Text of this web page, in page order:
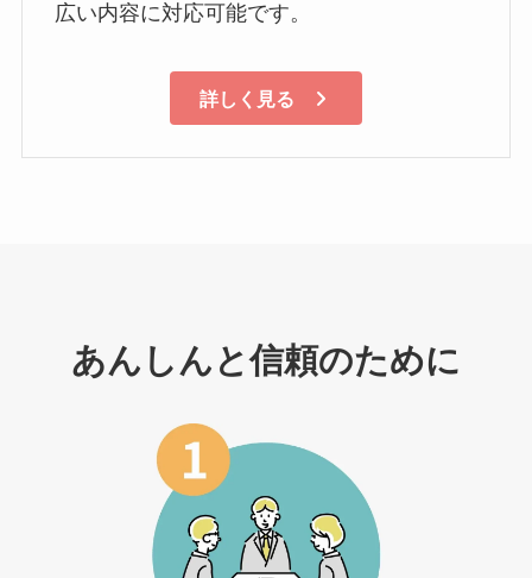
広い内容に対応可能です。
詳しく見る
あんしんと信頼のために